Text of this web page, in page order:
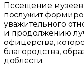
Посещение
послужит
уважительного
и продолжению
офицерства,
благородства,
доблести.